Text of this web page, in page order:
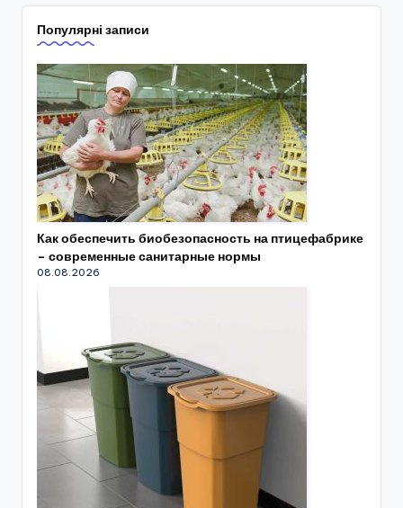
Популярні записи
Как обеспечить биобезопасность на птицефабрике
– современные санитарные нормы
08.08.2026